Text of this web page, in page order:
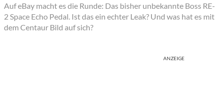
Auf eBay macht es die Runde: Das bisher unbekannte Boss RE-
2 Space Echo Pedal. Ist das ein echter Leak? Und was hat es mit
dem Centaur Bild auf sich?
ANZEIGE